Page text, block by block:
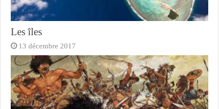
Les îles
13 décembre 2017